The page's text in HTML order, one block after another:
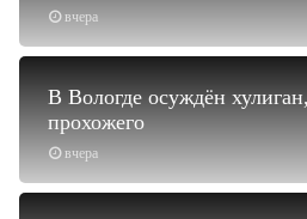
вчера
вчера
В Вологде осуждён
прохожего